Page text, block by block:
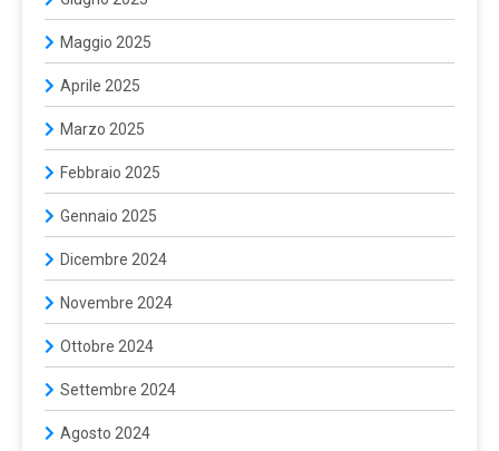
Maggio 2025
Aprile 2025
Marzo 2025
Febbraio 2025
Gennaio 2025
Dicembre 2024
Novembre 2024
Ottobre 2024
Settembre 2024
Agosto 2024